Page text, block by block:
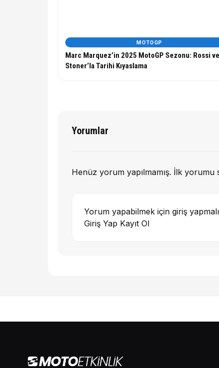
MOTOGP
Marc Marquez’in 2025 MotoGP Sezonu: Rossi ve
Stoner’la Tarihi Kıyaslama
Yorumlar
Henüz yorum yapılmamış. İlk yorumu
Yorum yapabilmek için giriş
Giriş Yap Kayıt Ol